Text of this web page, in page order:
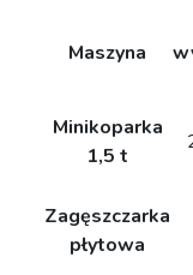
Maszyna
Minikoparka
1,5 t
Zagęszczarka
płytowa